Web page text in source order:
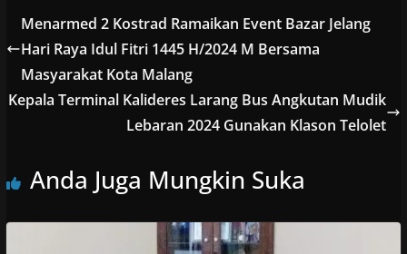
Menarmed 2 Kostrad Ramaikan Event Bazar Jelang
Hari Raya Idul Fitri 1445 H/2024 M Bersama
Masyarakat Kota Malang
Kepala Terminal Kalideres Larang Bus Angkutan Mudik
Lebaran 2024 Gunakan Klason Telolet
Anda Juga Mungkin Suka